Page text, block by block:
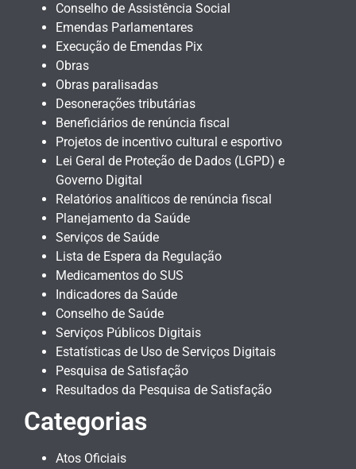
Conselho de Assistência Social
Emendas Parlamentares
Execução de Emendas Pix
Obras
Obras paralisadas
Desonerações tributárias
Beneficiários de renúncia fiscal
Projetos de incentivo cultural e esportivo
Lei Geral de Proteção de Dados (LGPD) e
Governo Digital
Relatórios analíticos de renúncia fiscal
Planejamento da Saúde
Serviços de Saúde
Lista de Espera da Regulação
Medicamentos do SUS
Indicadores da Saúde
Conselho de Saúde
Serviços Públicos Digitais
Estatísticas de Uso de Serviços Digitais
Pesquisa de Satisfação
Resultados da Pesquisa de Satisfação
Categorias
Atos Oficiais